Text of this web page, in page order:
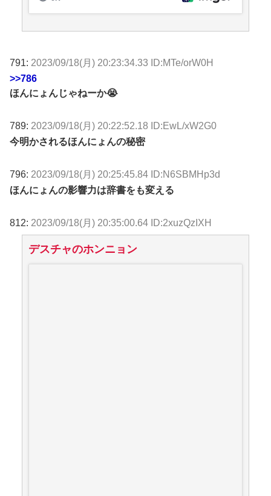
791: 2023/09/18(月) 20:23:34.33 ID:MTe/orW0H
>>786
ほんにょんじゃねーか😭
789: 2023/09/18(月) 20:22:52.18 ID:EwL/xW2G0
今明かされるほんにょんの秘密
796: 2023/09/18(月) 20:25:45.84 ID:N6SBMHp3d
ほんにょんの影響力は辞書をも変える
812: 2023/09/18(月) 20:35:00.64 ID:2xuzQzIXH
デスチャのホンニョン